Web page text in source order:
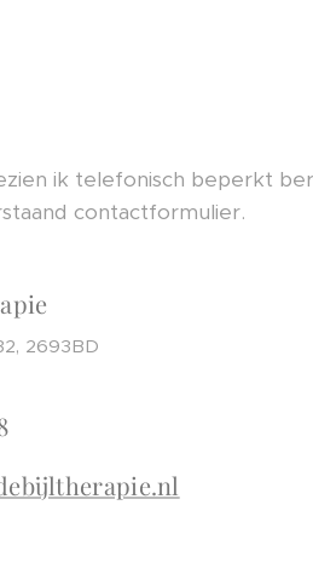
ik telefonisch beperkt
contactformulier.
2693BD